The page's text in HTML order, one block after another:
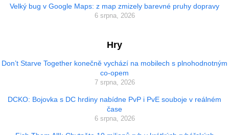
Velký bug v Google Maps: z map zmizely barevné pruhy dopravy
6 srpna, 2026
Hry
Don’t Starve Together konečně vychází na mobilech s plnohodnotným
co-opem
7 srpna, 2026
DCKO: Bojovka s DC hrdiny nabídne PvP i PvE souboje v reálném
čase
6 srpna, 2026